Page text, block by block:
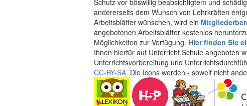
Schutz vor böswillig beabsichtigtem und
andererseits dem Wunsch von Lehrkräften
Arbeitsblätter wünschen, wird ein
angebotenen Arbeitsblätter kostenlos
Möglichkeiten zur Verfügung. Hier finden Sie
Ihnen hierfür auf Unterricht.Schule angeboten
Unterrichtsvorbereitung und
CC-BY-SA. Die Icons werden - soweit nicht